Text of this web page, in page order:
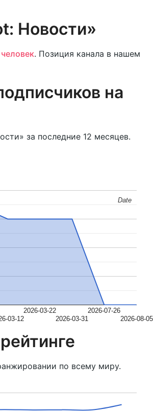
Новости»
. Позиция канала в нашем
на
за последние 12 месяцев.
03-12
2026-03-22
2026-03-31
2026-07-26
2026-08-05
Date
Date
по всему миру.